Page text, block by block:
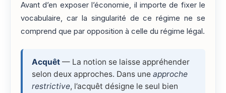
Avant d’en exposer l’économie, il importe de fixer le
vocabulaire, car la singularité de ce régime ne se
comprend que par opposition à celle du régime légal.
Acquêt — La notion se laisse appréhender
selon deux approches. Dans une approche
restrictive, l’acquêt désigne le seul bien